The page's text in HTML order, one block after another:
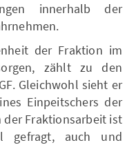
innerhalb der
der Fraktion im
zählt zu den
Gleichwohl sieht er
Einpeitschers der
Fraktionsarbeit ist
gefragt, auch und